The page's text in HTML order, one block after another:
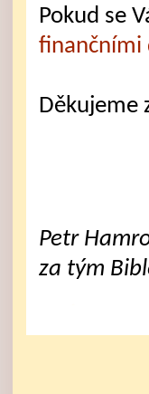
Pokud se
finančními
Děkujeme
Petr
za tým